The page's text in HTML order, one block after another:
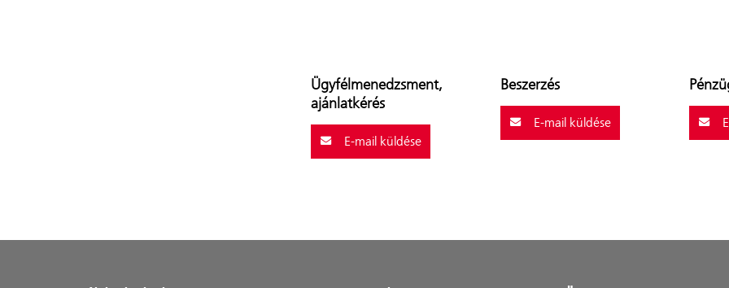
Ügyfélmenedzsment,
ajánlatkérés
E-mail küldése
Beszerzés
E-mail küldése